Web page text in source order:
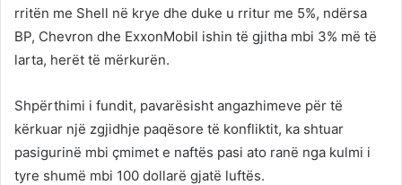
rritën me Shell në krye dhe duke u rritur me 5%, ndërsa
BP, Chevron dhe ExxonMobil ishin të gjitha mbi 3% më të
larta, herët të mërkurën.
Shpërthimi i fundit, pavarësisht angazhimeve për të
kërkuar një zgjidhje paqësore të konfliktit, ka shtuar
pasigurinë mbi çmimet e naftës pasi ato ranë nga kulmi i
tyre shumë mbi 100 dollarë gjatë luftës.